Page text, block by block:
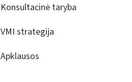
Konsultacinė taryba
VMI strategija
Apklausos